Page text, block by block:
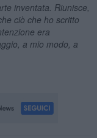
inventata. Riunisce,
ciò che ho scritto
era
a mio modo, a